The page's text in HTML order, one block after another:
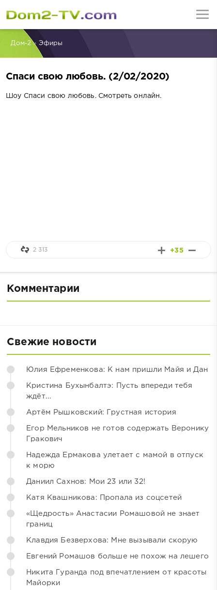
Дом-2» Эфиры
Спаси свою любовь. (2/02/2020)
Шоу Спаси свою любовь. Смотреть онлайн.
+35
2 313
Комментарии
Свежие новости
Юлия Ефременкова: К нам пришли Майя и Дан
Кристина Бухынбалтэ: Пусть впереди тебя
ждёт...
Артём Рышковский: Грустная история
Егор Мельников не готов содержать Веронику
Гракович
Надежда Ермакова улетает с мамой в отпуск
к морю
Даниил Сахнов: Мои 23 или 32!
Катя Квашникова: Пропала из соцсетей
«Щедрость» Анастасии Ромашовой не знает
границ
Клавдия Безверхова: Мне вызывали скорую
Евгений Ромашов больше не похож на лешего
Никита Гуранда под впечатлением от красоты
Майорки